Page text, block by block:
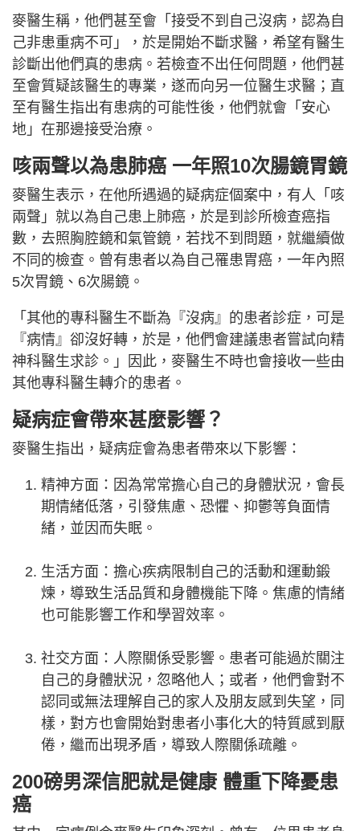
麥醫生稱，他們甚至會「接受不到自己沒病，認為自
己非患重病不可」，於是開始不斷求醫，希望有醫生
診斷出他們真的患病。若檢查不出任何問題，他們甚
至會質疑該醫生的專業，遂而向另一位醫生求醫；直
至有醫生指出有患病的可能性後，他們就會「安心
地」在那邊接受治療。
咳兩聲以為患肺癌 一年照10次腸鏡胃鏡
麥醫生表示，在他所遇過的疑病症個案中，有人「咳
兩聲」就以為自己患上肺癌，於是到診所檢查癌指
數，去照胸腔鏡和氣管鏡，若找不到問題，就繼續做
不同的檢查。曾有患者以為自己罹患胃癌，一年內照
5次胃鏡、6次腸鏡。
「其他的專科醫生不斷為『沒病』的患者診症，可是
『病情』卻沒好轉，於是，他們會建議患者嘗試向精
神科醫生求診。」因此，麥醫生不時也會接收一些由
其他專科醫生轉介的患者。
疑病症會帶來甚麼影響？
麥醫生指出，疑病症會為患者帶來以下影響：
精神方面：因為常常擔心自己的身體狀況，會長
期情緒低落，引發焦慮、恐懼、抑鬱等負面情
緒，並因而失眠。
生活方面：擔心疾病限制自己的活動和運動鍛
煉，導致生活品質和身體機能下降。焦慮的情緒
也可能影響工作和學習效率。
社交方面：人際關係受影響。患者可能過於關注
自己的身體狀況，忽略他人；或者，他們會對不
認同或無法理解自己的家人及朋友感到失望，同
樣，對方也會開始對患者小事化大的特質感到厭
倦，繼而出現矛盾，導致人際關係疏離。
200磅男深信肥就是健康 體重下降憂患
癌